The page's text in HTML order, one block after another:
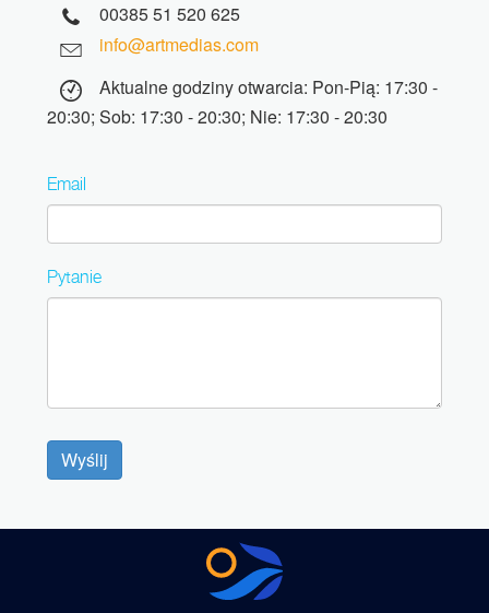
00385 51 520 625
info@artmedias.com
Aktualne godziny otwarcia: Pon-Pią: 17:30 -
20:30; Sob: 17:30 - 20:30; Nie: 17:30 - 20:30
Email
Pytanie
Wyślij